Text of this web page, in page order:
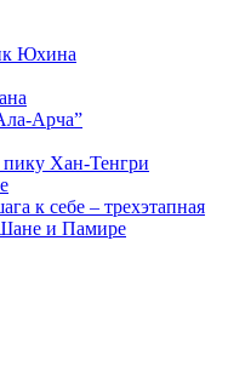
Юхина
Арча”
Хан-Тенгри
к себе – трехэтапная
и Памире